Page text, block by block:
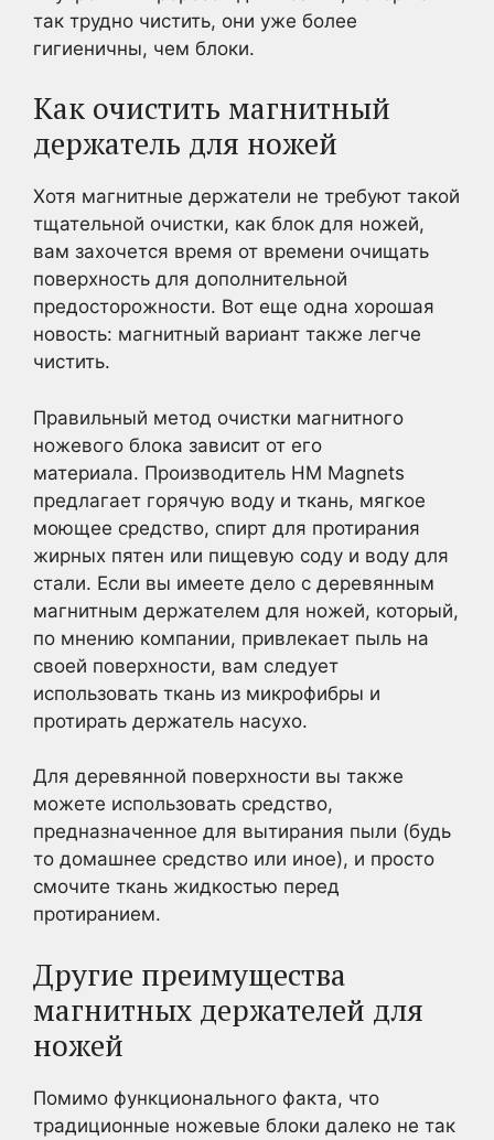
так трудно чистить, они уже более
гигиеничны, чем блоки.
Как очистить магнитный
держатель для ножей
Хотя магнитные держатели не требуют такой
тщательной очистки, как блок для ножей,
вам захочется время от времени очищать
поверхность для дополнительной
предосторожности. Вот еще одна хорошая
новость: магнитный вариант также легче
чистить.
Правильный метод очистки магнитного
ножевого блока зависит от его
материала. Производитель HM Magnets
предлагает горячую воду и ткань, мягкое
моющее средство, спирт для протирания
жирных пятен или пищевую соду и воду для
стали. Если вы имеете дело с деревянным
магнитным держателем для ножей, который,
по мнению компании, привлекает пыль на
своей поверхности, вам следует
использовать ткань из микрофибры и
протирать держатель насухо.
Для деревянной поверхности вы также
можете использовать средство,
предназначенное для вытирания пыли (будь
то домашнее средство или иное), и просто
смочите ткань жидкостью перед
протиранием.
Другие преимущества
магнитных держателей для
ножей
Помимо функционального факта, что
традиционные ножевые блоки далеко не так